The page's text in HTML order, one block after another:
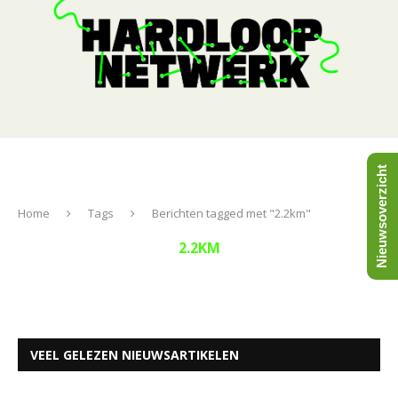
Home Tags Berichten tagged met "2.2km"
2.2KM
VEEL GELEZEN NIEUWSARTIKELEN
Nieuwsoverzicht